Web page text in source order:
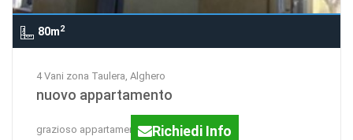
80m2
4 Vani zona Taulera, Alghero
nuovo appartamento
grazioso appartamento in zonaRichiedi Info